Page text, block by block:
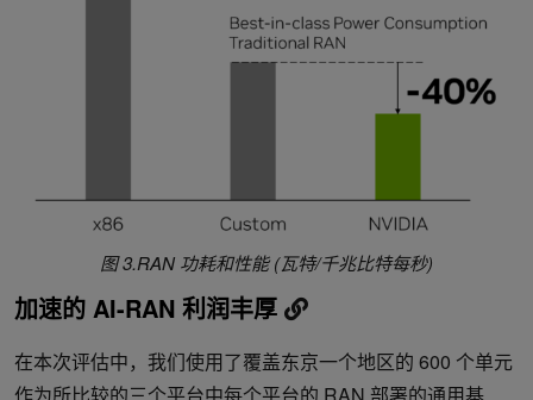
图 3.RAN 功耗和性能 (瓦特/千兆比特每秒)
加速的 AI-RAN 利润丰厚
在本次评估中，我们使用了覆盖东京一个地区的 600 个单元
作为所比较的三个平台中每个平台的 RAN 部署的通用基